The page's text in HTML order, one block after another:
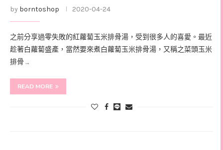
by borntoshop 2020-04-24
之前分享過零失敗的紅蘿蔔玉米排骨湯，受到很多人的喜愛。最近
趁著白蘿蔔盛產，當然要來煮白蘿蔔玉米排骨湯，又稱之菜頭玉米
排骨 …
READ MORE